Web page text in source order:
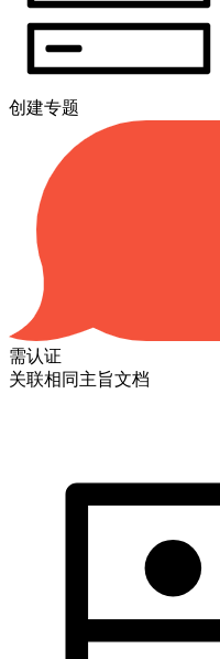
创建专题
需认证
关联相同主旨文档